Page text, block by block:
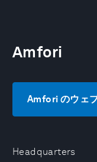
Headquarters
Amfori
Amfori のウェ